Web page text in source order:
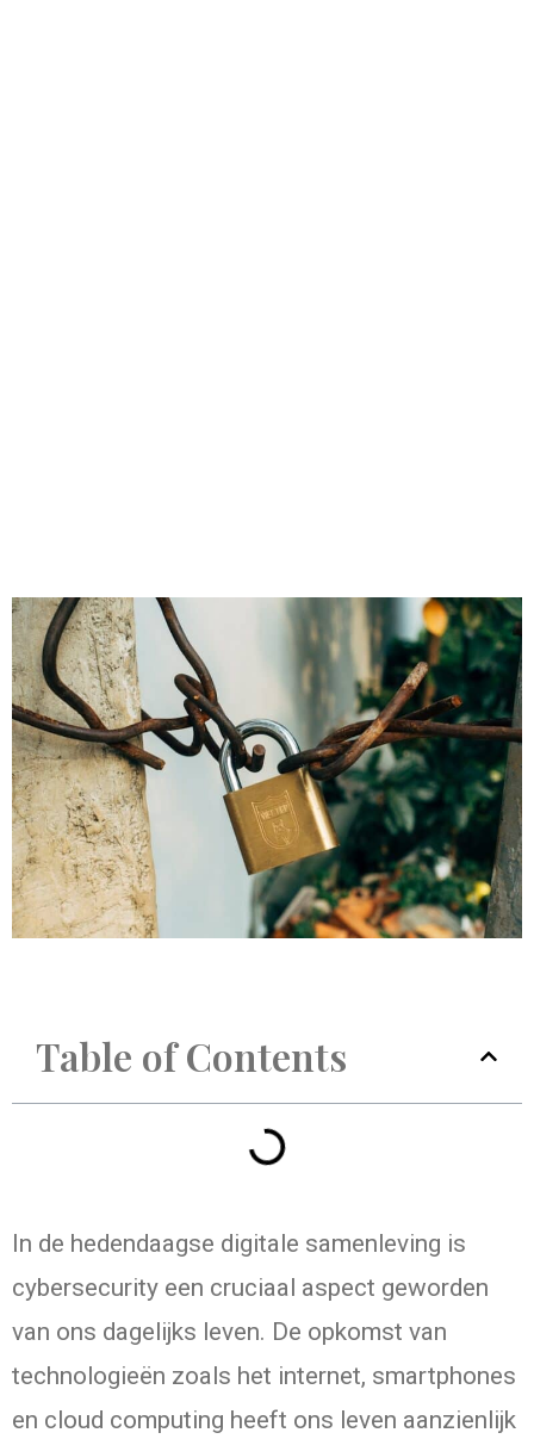
Table of Contents
In de hedendaagse digitale samenleving is
cybersecurity een cruciaal aspect geworden
van ons dagelijks leven. De opkomst van
technologieën zoals het internet, smartphones
en cloud computing heeft ons leven aanzienlijk